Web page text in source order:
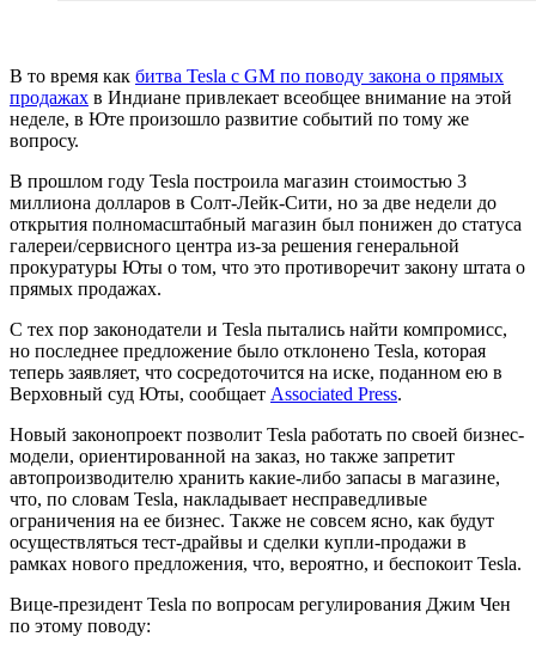
В то время как битва Tesla с GM по поводу закона о прямых
продажах в Индиане привлекает всеобщее внимание на этой
неделе, в Юте произошло развитие событий по тому же
вопросу.
В прошлом году Tesla построила магазин стоимостью 3
миллиона долларов в Солт-Лейк-Сити, но за две недели до
открытия полномасштабный магазин был понижен до статуса
галереи/сервисного центра из-за решения генеральной
прокуратуры Юты о том, что это противоречит закону штата о
прямых продажах.
С тех пор законодатели и Tesla пытались найти компромисс,
но последнее предложение было отклонено Tesla, которая
теперь заявляет, что сосредоточится на иске, поданном ею в
Верховный суд Юты, сообщает Associated Press.
Новый законопроект позволит Tesla работать по своей бизнес-
модели, ориентированной на заказ, но также запретит
автопроизводителю хранить какие-либо запасы в магазине,
что, по словам Tesla, накладывает несправедливые
ограничения на ее бизнес. Также не совсем ясно, как будут
осуществляться тест-драйвы и сделки купли-продажи в
рамках нового предложения, что, вероятно, и беспокоит Tesla.
Вице-президент Tesla по вопросам регулирования Джим Чен
по этому поводу: